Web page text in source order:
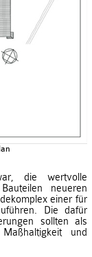
die wertvolle
neueren
einer für
Die dafür
sollten als
und